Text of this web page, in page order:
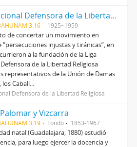
Liga Nacional Defensora de la Libertad Religiosa
3.16 1925~1959
de concertar un movimiento en
injustas y tiránicas”, en
a la fundación de la Liga
de la Libertad Religiosa
representativos de la Unión de Damas
los Caball...
Defensora de la Libertad Religiosa
y Vizcarra
3.19 Fondo 1853-1967
natal (Guadalajara, 1880) estudió
para luego ejercer la docencia y